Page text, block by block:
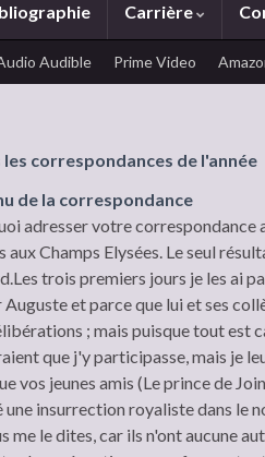
Carrière
Audible Prime Video
les correspondances de l'année
de la correspondance
adresser votre correspondance
aux Champs Elysées. Le seul
trois premiers jours je les ai
Auguste et parce que lui et ses
; mais puisque tout est
que j'y participasse, mais je
vos jeunes amis (Le prince de
une insurrection royaliste dans le
me le dites, car ils n'ont aucune